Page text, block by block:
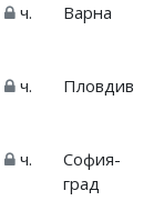
ч. Варна
ч. Пловдив
ч.
София-
град